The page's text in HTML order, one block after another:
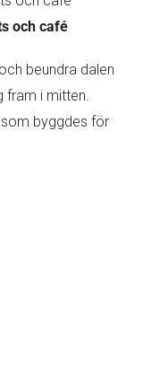
och café
beundra dalen
fram i mitten.
som byggdes för